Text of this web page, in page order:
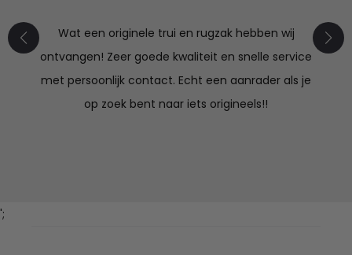
Wat een originele trui en rugzak hebben wij
ontvangen! Zeer goede kwaliteit en snelle service
met persoonlijk contact. Echt een aanrader als je
op zoek bent naar iets origineels!!
';